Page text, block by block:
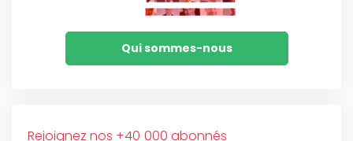
Qui sommes-nous
Rejoignez nos +40 000 abonnés